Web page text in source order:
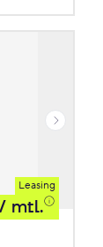
Leasing
/ mtl.